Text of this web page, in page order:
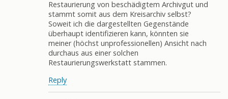
Restaurierung von beschädigtem Archivgut und
stammt somit aus dem Kreisarchiv selbst?
Soweit ich die dargestellten Gegenstände
überhaupt identifizieren kann, könnten sie
meiner (höchst unprofessionellen) Ansicht nach
durchaus aus einer solchen
Restaurierungswerkstatt stammen.
Reply